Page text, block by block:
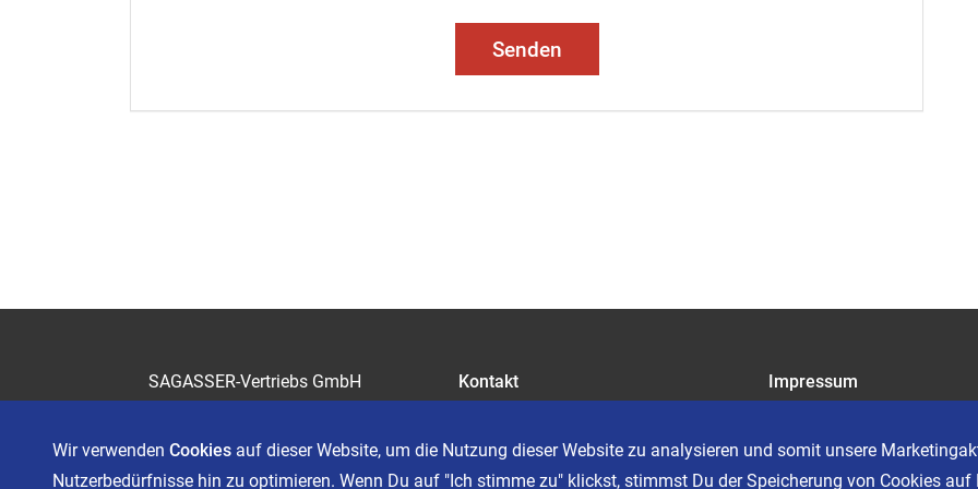
Senden
SAGASSER-Vertriebs GmbH
96450 Coburg
Telefon 09561 6490-0
Kontakt
Impressum
AGB
Cookie Einstellungen
Wir verwenden Cookies auf dieser Website, um die Nutzung dieser Website zu analysieren und somit unsere
Nutzerbedürfnisse hin zu optimieren. Wenn Du auf "Ich stimme zu" klickst, stimmst Du der Speicherung von Cookies